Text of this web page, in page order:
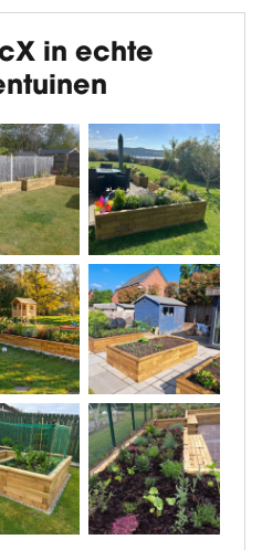
in echte